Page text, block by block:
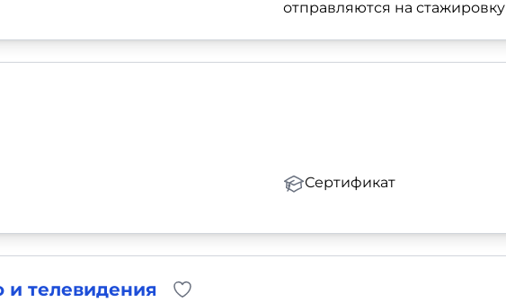
отправляются на стажировку
Сертификат
и телевидения